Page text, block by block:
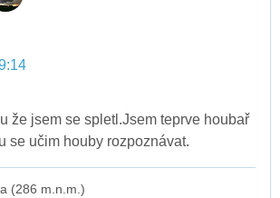
že jsem se spletl.Jsem teprve houbař
se učim houby rozpoznávat.
(286 m.n.m.)